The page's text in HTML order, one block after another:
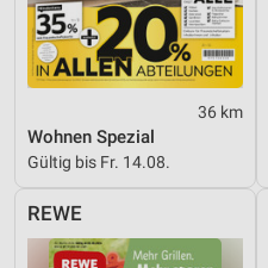
36 km
Wohnen Spezial
Gültig bis Fr. 14.08.
REWE